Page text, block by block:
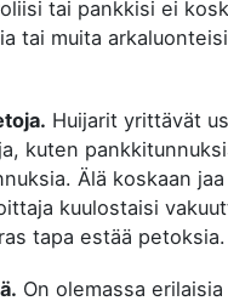
tai pankkisi ei
tai muita
Huijarit yrittävät
kuten
Älä koskaan
kuulostaisi
tapa estää petoksia.
On olemassa erilaisia